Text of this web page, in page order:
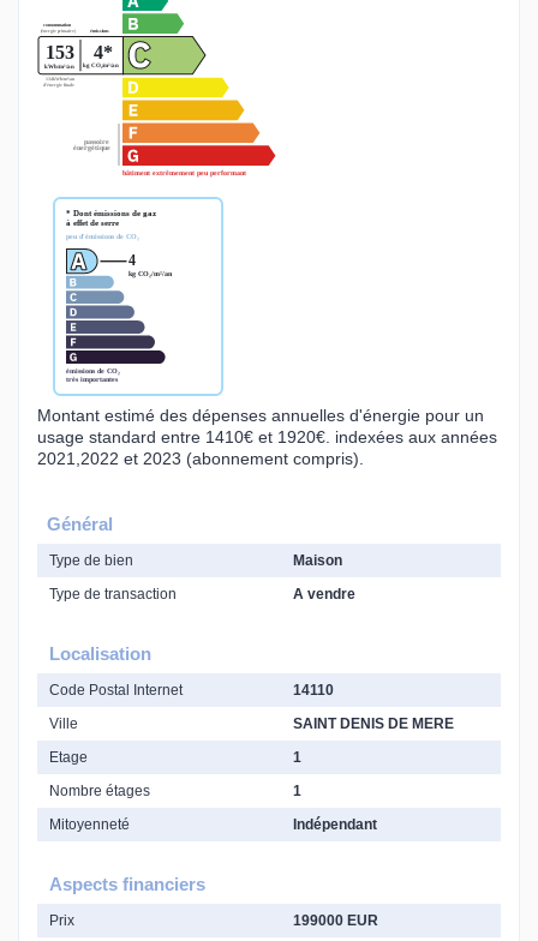
Montant estimé des dépenses annuelles d'énergie pour un
usage standard entre 1410€ et 1920€. indexées aux années
2021,2022 et 2023 (abonnement compris).
Général
Type de bien
Maison
Type de transaction
A vendre
Localisation
Code Postal Internet
14110
Ville
SAINT DENIS DE MERE
Etage
1
Nombre étages
1
Mitoyenneté
Indépendant
Aspects financiers
Prix
199000 EUR